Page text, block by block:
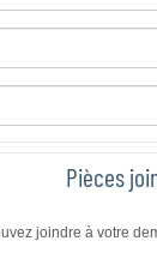
Pièces
joindre à votre